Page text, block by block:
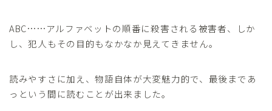
ABC……アルファベットの順番に殺害される被害者、しか
し、犯人もその目的もなかなか見えてきません。
読みやすさに加え、物語自体が大変魅力的で、最後まであ
っという間に読むことが出来ました。